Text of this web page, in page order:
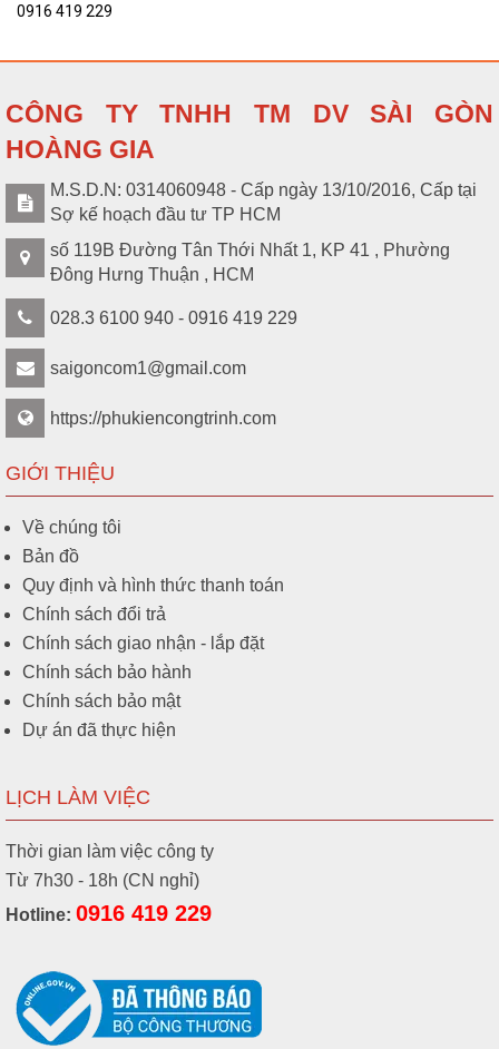
0916 419 229
CÔNG TY TNHH TM DV SÀI GÒN
HOÀNG GIA
M.S.D.N: 0314060948 - Cấp ngày 13/10/2016, Cấp tại
Sợ kế hoạch đầu tư TP HCM
số 119B Đường Tân Thới Nhất 1, KP 41 , Phường
Đông Hưng Thuận , HCM
028.3 6100 940 - 0916 419 229
saigoncom1@gmail.com
https://phukiencongtrinh.com
GIỚI THIỆU
Về chúng tôi
Bản đồ
Quy định và hình thức thanh toán
Chính sách đổi trả
Chính sách giao nhận - lắp đặt
Chính sách bảo hành
Chính sách bảo mật
Dự án đã thực hiện
LỊCH LÀM VIỆC
Thời gian làm việc công ty
Từ 7h30 - 18h (CN nghỉ)
Hotline: 0916 419 229